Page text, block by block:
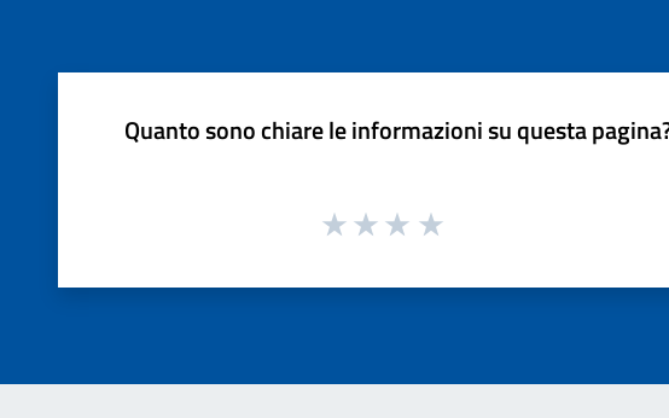
Quanto sono chiare le informazioni su questa